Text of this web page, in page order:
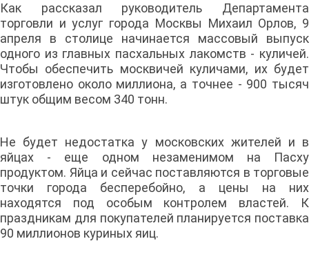
Как рассказал руководитель Департамента
торговли и услуг города Москвы Михаил Орлов, 9
апреля в столице начинается массовый выпуск
одного из главных пасхальных лакомств - куличей.
Чтобы обеспечить москвичей куличами, их будет
изготовлено около миллиона, а точнее - 900 тысяч
штук общим весом 340 тонн.
Не будет недостатка у московских жителей и в
яйцах - еще одном незаменимом на Пасху
продуктом. Яйца и сейчас поставляются в торговые
точки города бесперебойно, а цены на них
находятся под особым контролем властей. К
праздникам для покупателей планируется поставка
90 миллионов куриных яиц.